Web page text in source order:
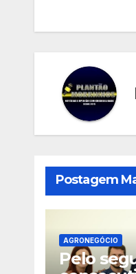
Postagem
AGRONEGÓCIO
Pelo